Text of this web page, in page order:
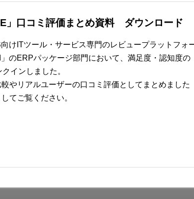
」口コミ評価まとめ資料 ダウンロード
けITツール・サービス専門のレビュープラットフォ
のERPパッケージ部門において、満足度・認知度の
インしました。
やリアルユーザーの口コミ評価としてまとめました
てご覧ください。